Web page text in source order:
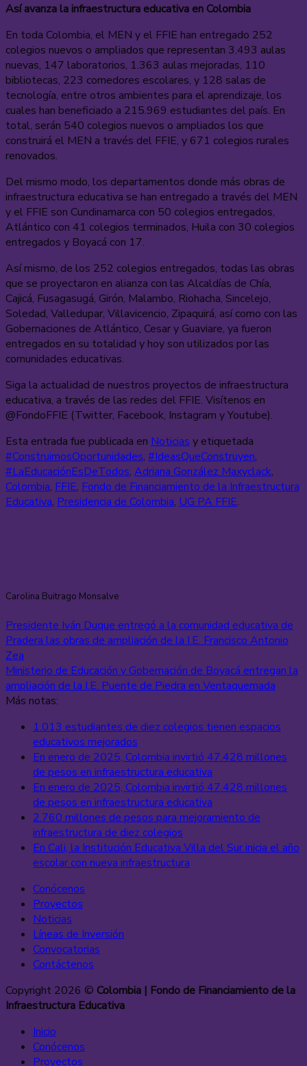
Así avanza la infraestructura educativa en Colombia
En toda Colombia, el MEN y el FFIE han entregado 252
colegios nuevos o ampliados que representan 3.493 aulas
nuevas, 147 laboratorios, 1.363 aulas mejoradas, 110
bibliotecas, 223 comedores escolares, y 128 salas de
tecnología, entre otros ambientes para el aprendizaje, los
cuales han beneficiado a 215.969 estudiantes del país. En
total, serán 540 colegios nuevos o ampliados los que
construirá el MEN a través del FFIE, y 671 colegios rurales
renovados.
Del mismo modo, los departamentos donde más obras de
infraestructura educativa se han entregado a través del MEN
y el FFIE son Cundinamarca con 50 colegios entregados,
Atlántico con 41 colegios terminados, Huila con 30 colegios
entregados y Boyacá con 17.
Así mismo, de los 252 colegios entregados, todas las obras
que se proyectaron en alianza con las Alcaldías de Chía,
Cajicá, Fusagasugá, Girón, Malambo, Riohacha, Sincelejo,
Soledad, Valledupar, Villavicencio, Zipaquirá, así como con las
Gobernaciones de Atlántico, Cesar y Guaviare, ya fueron
entregados en su totalidad y hoy son utilizados por las
comunidades educativas.
Siga la actualidad de nuestros proyectos de infraestructura
educativa, a través de las redes del FFIE. Visítenos en
@FondoFFIE (Twitter, Facebook, Instagram y Youtube).
Esta entrada fue publicada en Noticias y etiquetada
#ConstruimosOportunidades, #IdeasQueConstruyen,
#LaEducaciónEsDeTodos, Adriana González Maxyclack,
Colombia, FFIE, Fondo de Financiamiento de la Infraestructura
Educativa, Presidencia de Colombia, UG PA FFIE.
Carolina Buitrago Monsalve
Presidente Iván Duque entregó a la comunidad educativa de
Pradera las obras de ampliación de la I.E. Francisco Antonio
Zea
Ministerio de Educación y Gobernación de Boyacá entregan la
ampliación de la I.E. Puente de Piedra en Ventaquemada
Más notas:
1.013 estudiantes de diez colegios tienen espacios
educativos mejorados
En enero de 2025, Colombia invirtió 47.428 millones
de pesos en infraestructura educativa
En enero de 2025, Colombia invirtió 47.428 millones
de pesos en infraestructura educativa
2.760 millones de pesos para mejoramiento de
infraestructura de diez colegios
En Cali, la Institución Educativa Villa del Sur inicia el año
escolar con nueva infraestructura
Conócenos
Proyectos
Noticias
Líneas de Inversión
Convocatorias
Contáctenos
Copyright 2026 © Colombia | Fondo de Financiamiento de la
Infraestructura Educativa
Inicio
Conócenos
Proyectos